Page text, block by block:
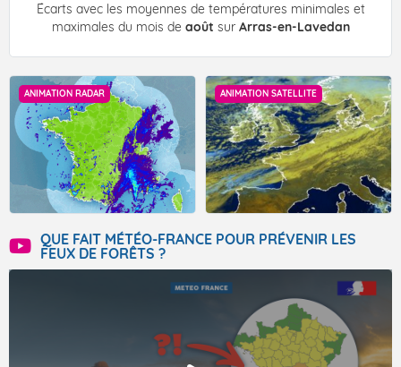
Écarts avec les moyennes de températures minimales et
maximales du mois de août sur Arras-en-Lavedan
ANIMATION RADAR ANIMATION SATELLITE
QUE FAIT MÉTÉO-FRANCE POUR PRÉVENIR LES
FEUX DE FORÊTS ?